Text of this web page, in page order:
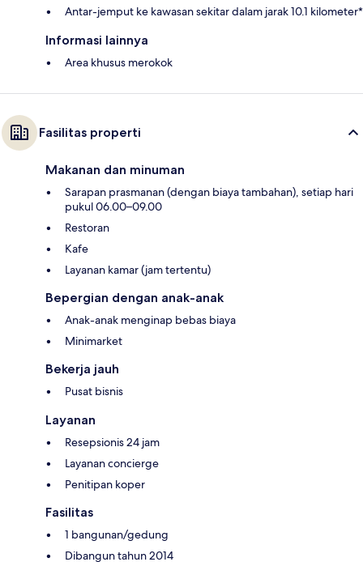
Antar-jemput ke kawasan sekitar dalam jarak 10.1 kilometer*
Informasi lainnya
Area khusus merokok
Fasilitas properti
Makanan dan minuman
Sarapan prasmanan (dengan biaya tambahan), setiap hari
pukul 06.00–09.00
Restoran
Kafe
Layanan kamar (jam tertentu)
Bepergian dengan anak-anak
Anak-anak menginap bebas biaya
Minimarket
Bekerja jauh
Pusat bisnis
Layanan
Resepsionis 24 jam
Layanan concierge
Penitipan koper
Fasilitas
1 bangunan/gedung
Dibangun tahun 2014